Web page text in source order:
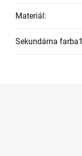
Materiál:
Sekundárna farba1